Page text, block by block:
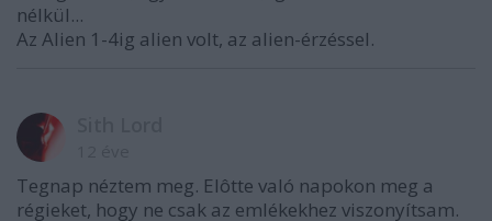
nélkül...
Az Alien 1-4ig alien volt, az alien-érzéssel.
Tegnap néztem meg. Elôtte való napokon meg a
régieket, hogy ne csak az emlékekhez viszonyítsam.